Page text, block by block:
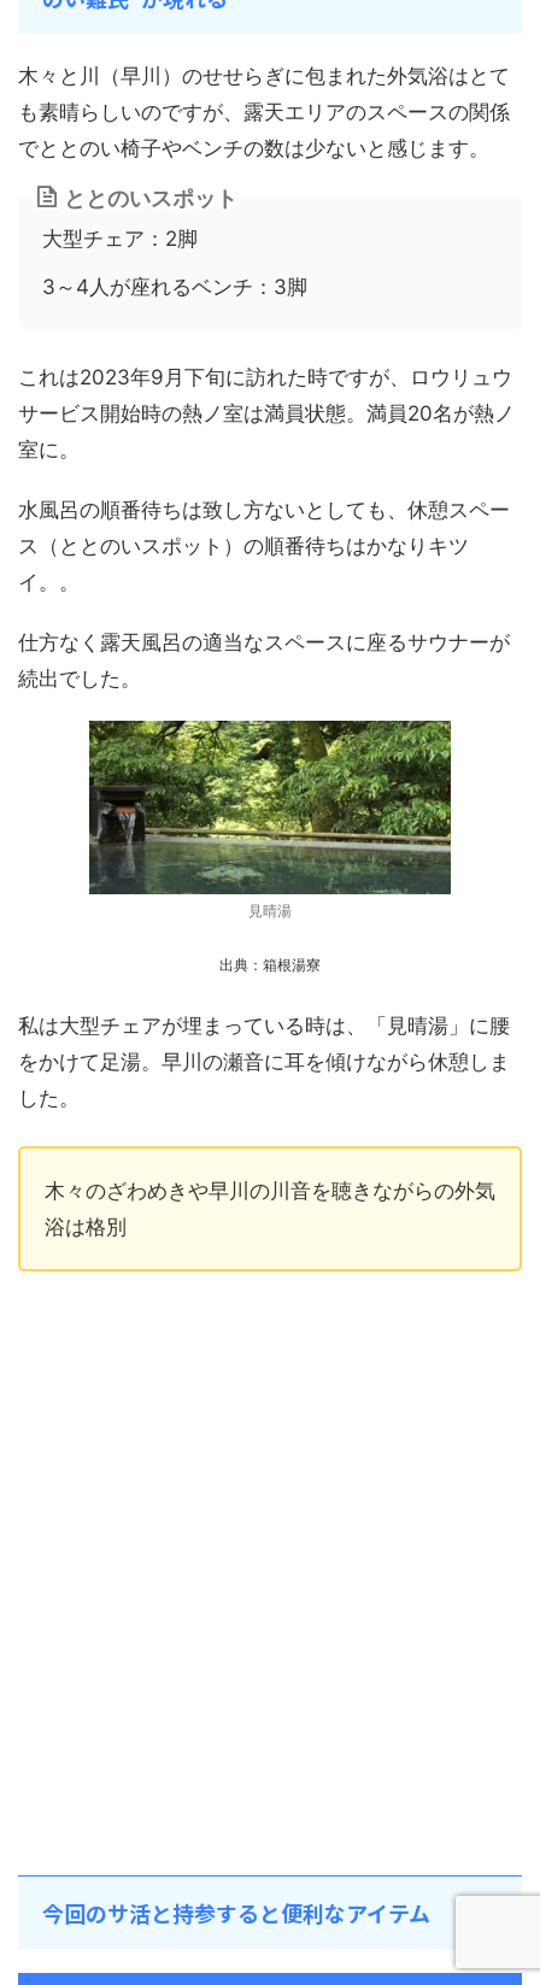
木々と川（早川）のせせらぎに包まれた外気浴はとて
も素晴らしいのですが、露天エリアのスペースの関係
でととのい椅子やベンチの数は少ないと感じます。
ととのいスポット
大型チェア：2脚
3～4人が座れるベンチ：3脚
これは2023年9月下旬に訪れた時ですが、ロウリュウ
サービス開始時の熱ノ室は満員状態。満員20名が熱ノ
室に。
水風呂の順番待ちは致し方ないとしても、休憩スペー
ス（ととのいスポット）の順番待ちはかなりキツ
イ。。
仕方なく露天風呂の適当なスペースに座るサウナーが
続出でした。
見晴湯
出典：箱根湯寮
私は大型チェアが埋まっている時は、「見晴湯」に腰
をかけて足湯。早川の瀬音に耳を傾けながら休憩しま
した。
木々のざわめきや早川の川音を聴きながらの外気
浴は格別
今回のサ活と持参すると便利なアイテム